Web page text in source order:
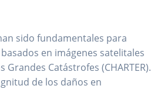
sido fundamentales para
en imágenes satelitales
Catástrofes (CHARTER).
de los daños en